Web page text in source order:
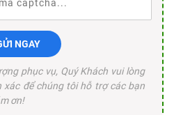
NGAY
phục vụ, Quý Khách vui lòng
xác để chúng tôi hỗ trợ các bạn
ơn!